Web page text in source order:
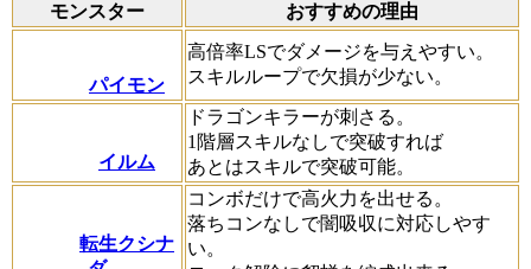
モンスター おすすめの理由
パイモン
高倍率LSでダメージを与えやすい。
スキルループで欠損が少ない。
イルム
ドラゴンキラーが刺さる。
1階層スキルなしで突破すれば
あとはスキルで突破可能。
転生クシナ
コンボだけで高火力を出せる。
落ちコンなしで闇吸収に対応しやす
い。